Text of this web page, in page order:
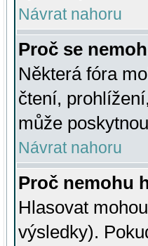
Návrat nahoru
Proč se
Některá fóra
čtení,
může
Návrat nahoru
Proč nemohu
Hlasovat
výsledky).